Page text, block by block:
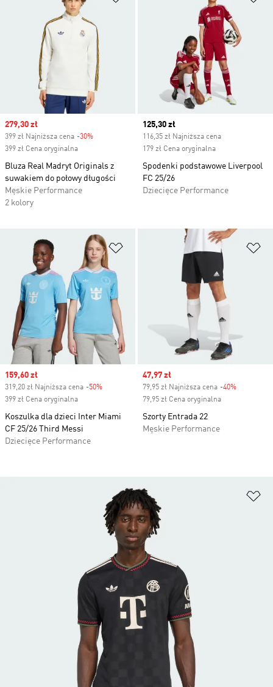
Sale price
279,30 zł
399 zł Najniższa cena -30%
399 zł Cena oryginalna
Bluza Real Madryt Originals z
suwakiem do połowy długości
Męskie Performance
2 kolory
Current price
125,30 zł
116,35 zł Najniższa cena
179 zł Cena oryginalna
Spodenki podstawowe Liverpool
FC 25/26
Dziecięce Performance
Dodaj do listy życzeń
Sale price
159,60 zł
319,20 zł Najniższa cena -50%
399 zł Cena oryginalna
Koszulka dla dzieci Inter Miami
CF 25/26 Third Messi
Dziecięce Performance
Sale price
47,97 zł
79,95 zł Najniższa cena -40%
79,95 zł Cena oryginalna
Szorty Entrada 22
Męskie Performance